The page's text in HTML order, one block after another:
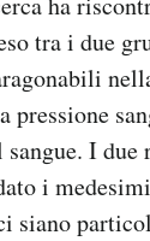
tra i due
pressione
I
i
siano